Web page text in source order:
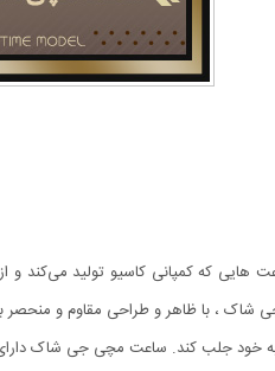
، با ظاهر و طراحی مقاوم و منحصر به
به خود جلب کند. ساعت مچی جی شاک